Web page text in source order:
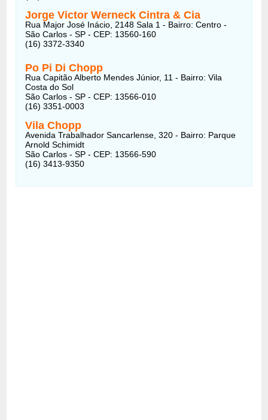
Jorge Victor Werneck Cintra & Cia
Rua Major José Inácio, 2148 Sala 1 - Bairro: Centro -
São Carlos - SP - CEP: 13560-160
(16) 3372-3340
Po Pi Di Chopp
Rua Capitão Alberto Mendes Júnior, 11 - Bairro: Vila
Costa do Sol
São Carlos - SP - CEP: 13566-010
(16) 3351-0003
Vila Chopp
Avenida Trabalhador Sancarlense, 320 - Bairro: Parque
Arnold Schimidt
São Carlos - SP - CEP: 13566-590
(16) 3413-9350